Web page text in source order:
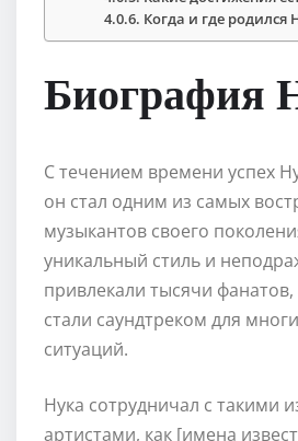
Когда и где родился
Биография
С течением времени успех
он стал одним из самых
музыкантов своего
уникальный стиль и
привлекали тысячи фанатов,
стали саундтреком для
ситуаций.
Нука сотрудничал с такими
артистами, как [имена